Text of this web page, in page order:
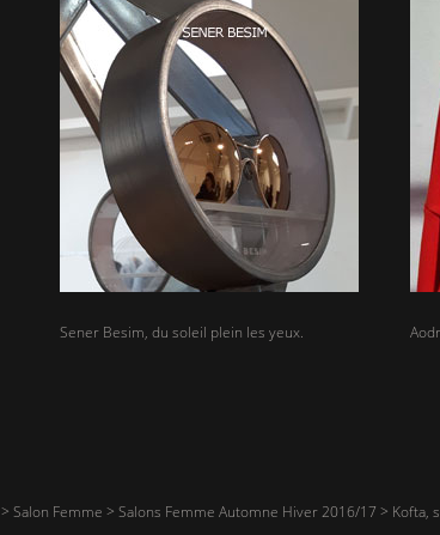
Sener Besim, du soleil plein les yeux.
>Salon Femme >Salons Femme Automne Hiver 2016/17 > Kofta,